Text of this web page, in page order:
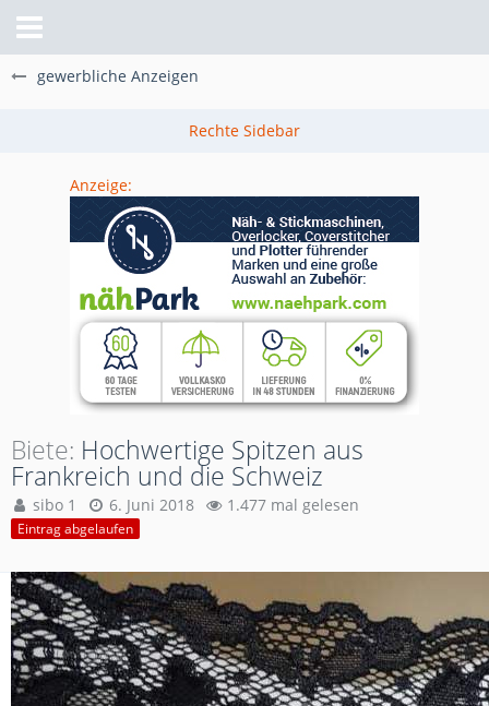
gewerbliche Anzeigen
Anzeige:
Biete Hochwertige Spitzen aus
Frankreich und die Schweiz
sibo 1 6. Juni 2018 1.477 mal gelesen
Eintrag abgelaufen